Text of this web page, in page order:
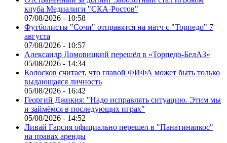
клуба Медиалиги "СКА-Ростов"
07/08/2026 - 10:58
Футболисты "Сочи" отправятся на матч с "Торпедо" 7
августа
07/08/2026 - 10:57
Александр Ломовицкий перешёл в «Торпедо-БелАЗ»
05/08/2026 - 14:34
Колосков считает, что главой ФИФА может быть только
выдающаяся личность
05/08/2026 - 16:42
Георгий Джикия: "Надо исправлять ситуацию. Этим мы
и займёмся в последующих играх"
05/08/2026 - 14:52
Ливай Гарсия официально перешел в "Панатинаикос"
на правах аренды